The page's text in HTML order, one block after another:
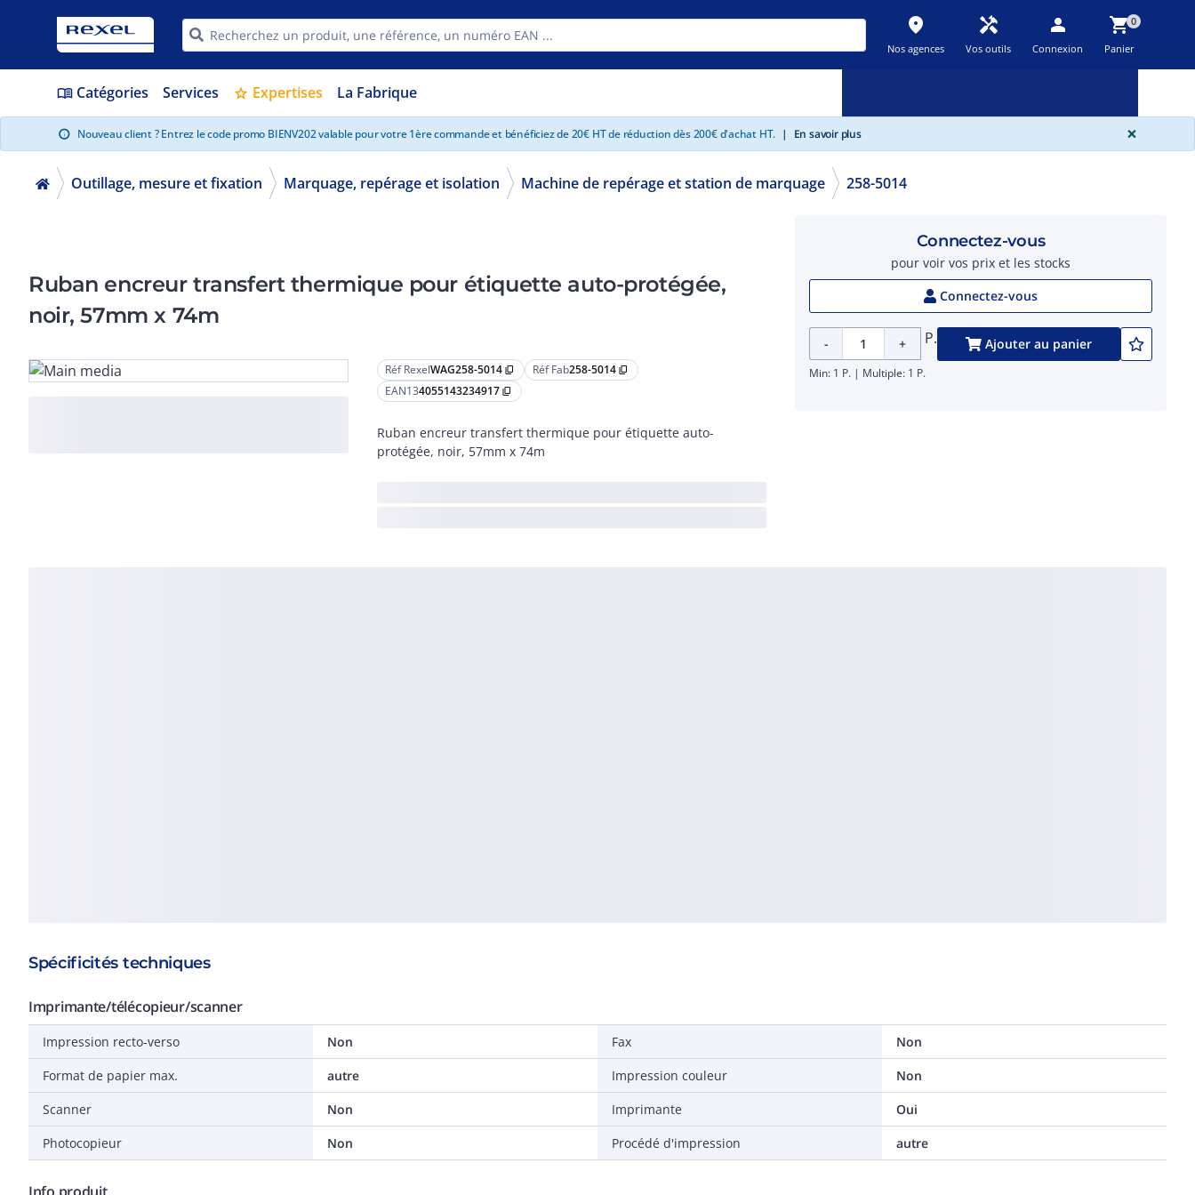
place
Nos agences
handyman
Vos outils
person
Connexion
shopping_cart0
Panier
menu_book Catégories Services star Expertises La Fabrique
info Nouveau client ? Entrez le code promo BIENV202 valable pour votre 1ère commande et bénéficiez de 20€ HT de réduction dès 200€ d'achat HT. | En savoir plus ×
Outillage, mesure et fixation Marquage, repérage et isolation Machine de repérage et station de marquage 258-5014
Ruban encreur transfert thermique pour étiquette auto-protégée,
noir, 57mm x 74m
Réf RexelWAG258-5014 content_copy Réf Fab258-5014 content_copy
EAN134055143234917 content_copy
Ruban encreur transfert thermique pour étiquette auto-
protégée, noir, 57mm x 74m
Connectez-vous
pour voir vos prix et les stocks
Connectez-vous
- + P. Ajouter au panier
Min: 1 P. | Multiple: 1 P.
Spécificités techniques
Imprimante/télécopieur/scanner
Impression recto-verso
Non
Format de papier max.
autre
Scanner
Non
Photocopieur
Non
Fax
Non
Impression couleur
Non
Imprimante
Oui
Procédé d'impression
autre